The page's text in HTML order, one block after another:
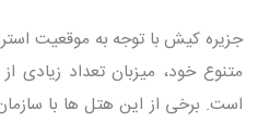
جزیره کیش با توجه به موقعیت
متنوع خود، میزبان تعداد زیادی
است. برخی از این هتل ها با